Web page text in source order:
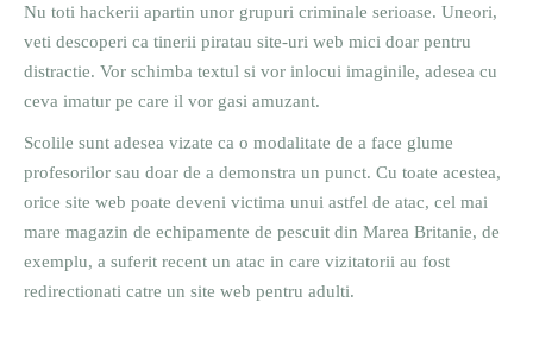
Nu toti hackerii apartin unor grupuri criminale serioase. Uneori,
veti descoperi ca tinerii piratau site-uri web mici doar pentru
distractie. Vor schimba textul si vor inlocui imaginile, adesea cu
ceva imatur pe care il vor gasi amuzant.
Scolile sunt adesea vizate ca o modalitate de a face glume
profesorilor sau doar de a demonstra un punct. Cu toate acestea,
orice site web poate deveni victima unui astfel de atac, cel mai
mare magazin de echipamente de pescuit din Marea Britanie, de
exemplu, a suferit recent un atac in care vizitatorii au fost
redirectionati catre un site web pentru adulti.